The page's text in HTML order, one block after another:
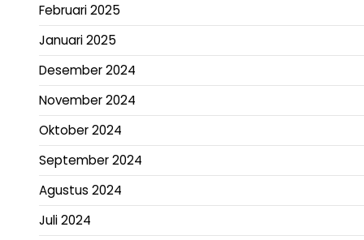
Februari 2025
Januari 2025
Desember 2024
November 2024
Oktober 2024
September 2024
Agustus 2024
Juli 2024